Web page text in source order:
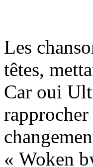
Les
têtes,
Car oui
« Woken